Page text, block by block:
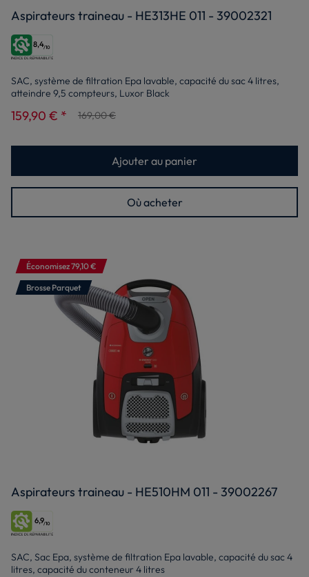
Aspirateurs traineau - HE313HE 011 - 39002321
8,4/10
SAC, système de filtration Epa lavable, capacité du sac 4 litres,
atteindre 9,5 compteurs, Luxor Black
159,90 € * 169,00 €
Ajouter au panier
Où acheter
Économisez 79,10 €
Brosse Parquet
Aspirateurs traineau - HE510HM 011 - 39002267
6,9/10
SAC, Sac Epa, système de filtration Epa lavable, capacité du sac 4
litres, capacité du conteneur 4 litres